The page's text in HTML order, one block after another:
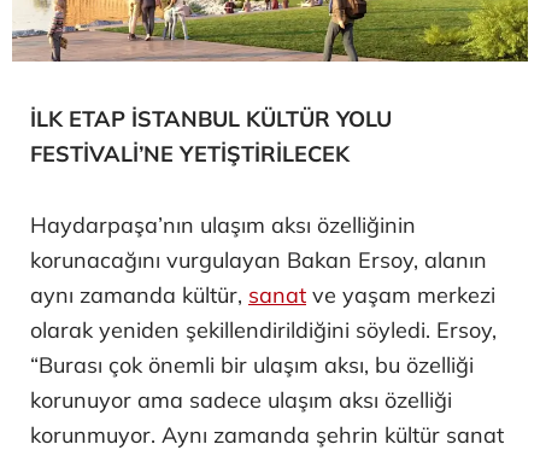
İLK ETAP İSTANBUL KÜLTÜR YOLU
FESTİVALİ’NE YETİŞTİRİLECEK
Haydarpaşa’nın ulaşım aksı özelliğinin
korunacağını vurgulayan Bakan Ersoy, alanın
aynı zamanda kültür, sanat ve yaşam merkezi
olarak yeniden şekillendirildiğini söyledi. Ersoy,
“Burası çok önemli bir ulaşım aksı, bu özelliği
korunuyor ama sadece ulaşım aksı özelliği
korunmuyor. Aynı zamanda şehrin kültür sanat